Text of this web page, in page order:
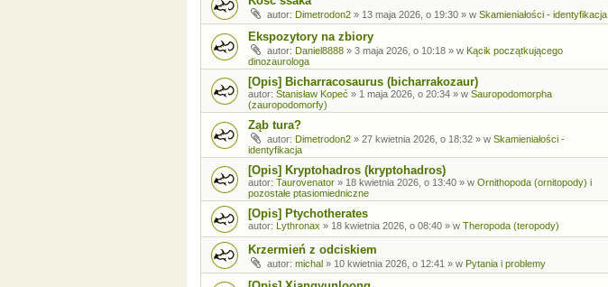
autor: Dimetrodon2 » 13 maja 2026, o 19:30 » w Skamieniałości - identyfikacja
Ekspozytory na zbiory
autor: Daniel8888 » 3 maja 2026, o 10:18 » w Kącik początkującego
dinozaurologa
[Opis] Bicharracosaurus (bicharrakozaur)
autor: Stanisław Kopeć » 1 maja 2026, o 20:34 » w Sauropodomorpha
(zauropodomorfy)
Ząb tura?
autor: Dimetrodon2 » 27 kwietnia 2026, o 18:32 » w Skamieniałości -
identyfikacja
[Opis] Kryptohadros (kryptohadros)
autor: Taurovenator » 18 kwietnia 2026, o 13:40 » w Ornithopoda (ornitopody) i
pozostałe ptasiomiedniczne
[Opis] Ptychotherates
autor: Lythronax » 18 kwietnia 2026, o 08:40 » w Theropoda (teropody)
Krzermień z odciskiem
autor: michal » 10 kwietnia 2026, o 12:41 » w Pytania i problemy